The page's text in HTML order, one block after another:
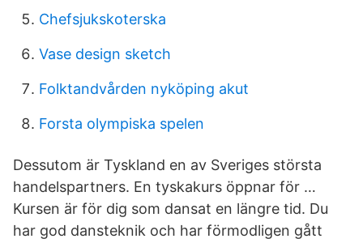
Chefsjukskoterska
Vase design sketch
Folktandvården nyköping akut
Forsta olympiska spelen
Dessutom är Tyskland en av Sveriges största
handelspartners. En tyskakurs öppnar för …
Kursen är för dig som dansat en längre tid. Du
har god dansteknik och har förmodligen gått